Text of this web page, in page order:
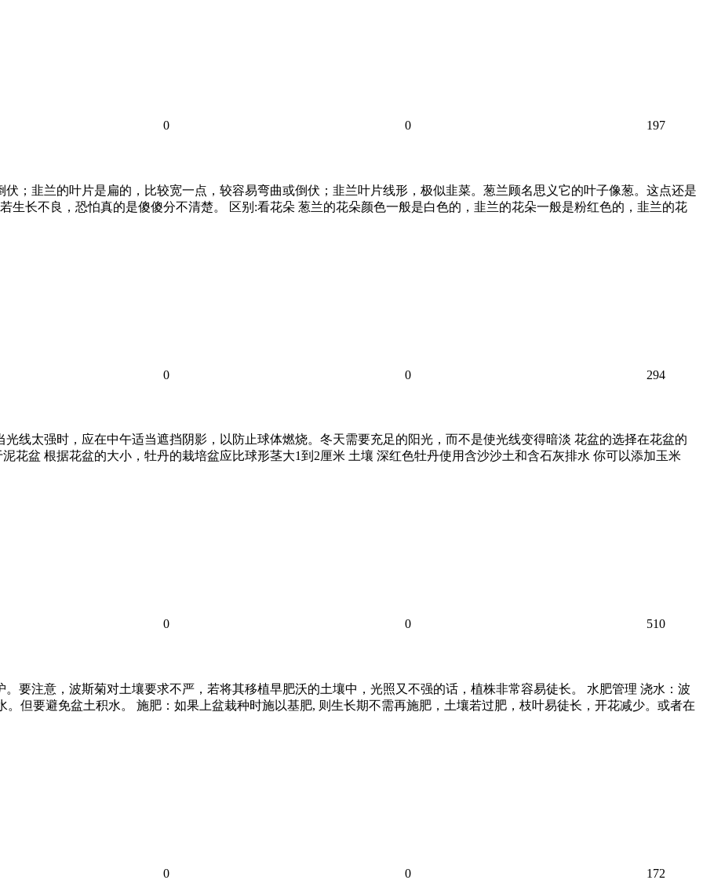
0 0 197
；韭兰的叶片是扁的，比较宽一点，较容易弯曲或倒伏；韭兰叶片线形，极似韭菜。葱兰顾名思义它的叶子像葱。这点还是
生长不良，恐怕真的是傻傻分不清楚。 区别:看花朵 葱兰的花朵颜色一般是白色的，韭兰的花朵一般是粉红色的，韭兰的花
0 0 294
线太强时，应在中午适当遮挡阴影，以防止球体燃烧。冬天需要充足的阳光，而不是使光线变得暗淡 花盆的选择在花盆的
花盆 根据花盆的大小，牡丹的栽培盆应比球形茎大1到2厘米 土壤 深红色牡丹使用含沙沙土和含石灰排水 你可以添加玉米
0 0 510
要注意，波斯菊对土壤要求不严，若将其移植早肥沃的土壤中，光照又不强的话，植株非常容易徒长。 水肥管理 浇水：波
但要避免盆土积水。 施肥：如果上盆栽种时施以基肥, 则生长期不需再施肥，土壤若过肥，枝叶易徒长，开花减少。或者在
0 0 172